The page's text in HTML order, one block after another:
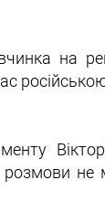
на
розмови